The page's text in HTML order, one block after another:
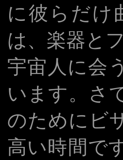
に彼らだけ
は、楽器と
宇宙人に会
います。さ
のためにビ
高い時間で